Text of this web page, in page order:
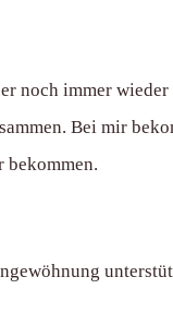
noch immer wieder
Bei mir
bekommen.